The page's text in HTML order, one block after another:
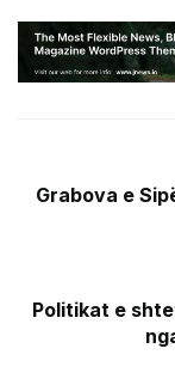
Grabova e
Politikat e